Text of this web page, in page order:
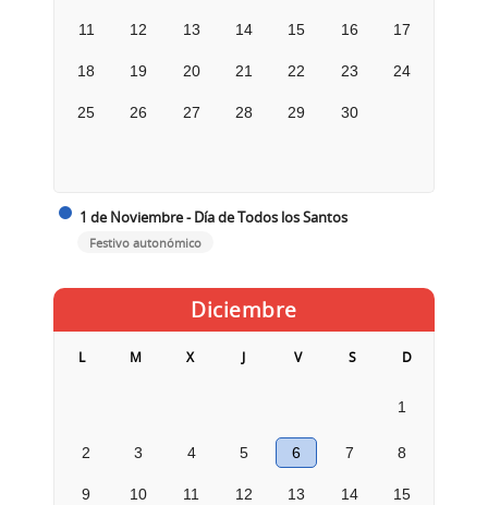
11 12 13 14 15 16 17
18 19 20 21 22 23 24
25 26 27 28 29 30
1 de Noviembre - Día de Todos los Santos
Festivo autonómico
Diciembre
L M X J V S D
1
2 3 4 5 6 7 8
9 10 11 12 13 14 15